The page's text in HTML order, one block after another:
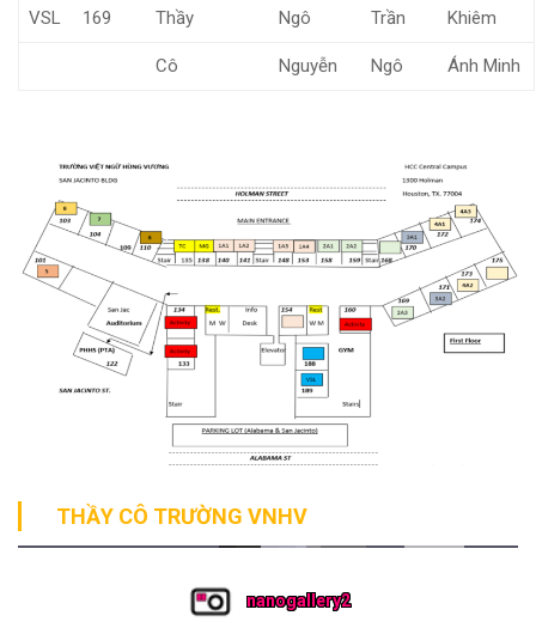
VSL 169 Thầy Ngô Trần Khiêm
Cô Nguyễn Ngô Ánh Minh
THẦY CÔ TRƯỜNG VNHV
nanogallery2